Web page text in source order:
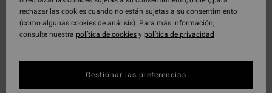
rechazar las cookies cuando no están sujetas a su consentimiento
(como algunas cookies de análisis). Para más información,
consulte nuestra política de cookiesypolítica de privacidad
Gestionar las preferencias